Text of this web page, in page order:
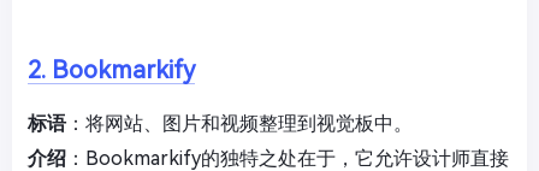
2. Bookmarkify
标语：将网站、图片和视频整理到视觉板中。
介绍 ：Bookmarkify的独特之处在于，它允许设计师直接